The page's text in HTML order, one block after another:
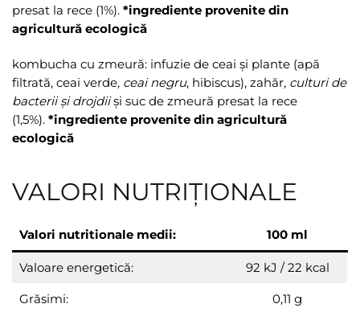
presat la rece (1%). *ingrediente provenite din
agricultură ecologică
kombucha cu zmeură: infuzie de ceai și plante (apă
filtrată, ceai verde, ceai negru, hibiscus), zahăr, culturi de
bacterii și drojdiiși suc de zmeură presat la rece
(1,5%). *ingrediente provenite din agricultură
ecologică
VALORI NUTRIȚIONALE
Valori nutritionale medii: 100 ml
Valoare energetică: 92 kJ / 22 kcal
Grăsimi: 0,11 g